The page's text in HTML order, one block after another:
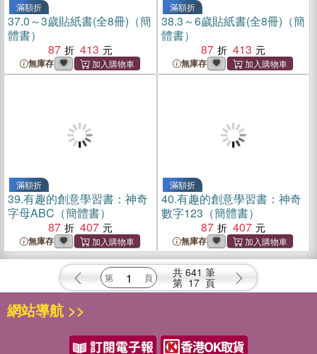
滿額折
37.0～3歲貼紙書(全8冊)（簡
體書）
87
413
無庫存
滿額折
38.3～6歲貼紙書(全8冊)（簡
體書）
87
413
無庫存
滿額折
39.有趣的創意學習書：神奇
字母ABC（簡體書）
87
407
無庫存
滿額折
40.有趣的創意學習書：神奇
數字123（簡體書）
87
407
無庫存
共 641 筆
第 17 頁
網站導航 >>